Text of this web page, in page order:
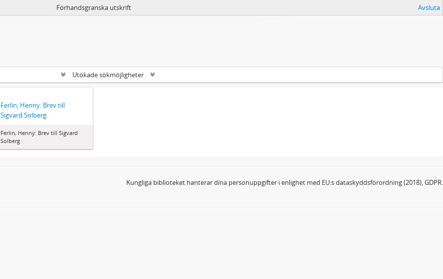
Förhandsgranska utskrift Avsluta
Utökade sökmöjligheter
Ferlin, Henny: Brev till
Sigvard Solberg
Ferlin, Henny: Brev till Sigvard
Solberg
Kungliga biblioteket hanterar dina personuppgifter i enlighet med EU:s dataskyddsförordning (2018), GDPR.